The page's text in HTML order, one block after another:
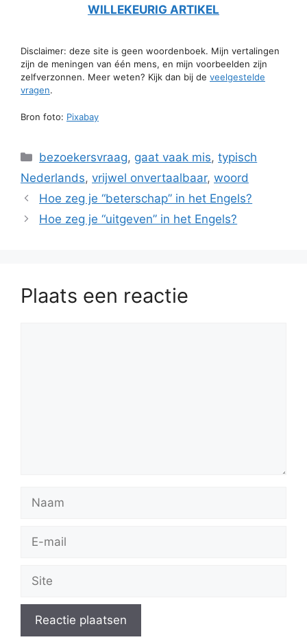
WILLEKEURIG ARTIKEL
Disclaimer: deze site is geen woordenboek. Mijn vertalingen
zijn de meningen van één mens, en mijn voorbeelden zijn
zelfverzonnen. Meer weten? Kijk dan bij de veelgestelde
vragen.
Bron foto: Pixabay
Categorieën
bezoekersvraag, gaat vaak mis,typisch
Nederlands, vrijwel onvertaalbaar, woord
Hoe zeg je “beterschap” in het Engels?
Hoe zeg je “uitgeven” in het Engels?
Plaats een reactie
mail